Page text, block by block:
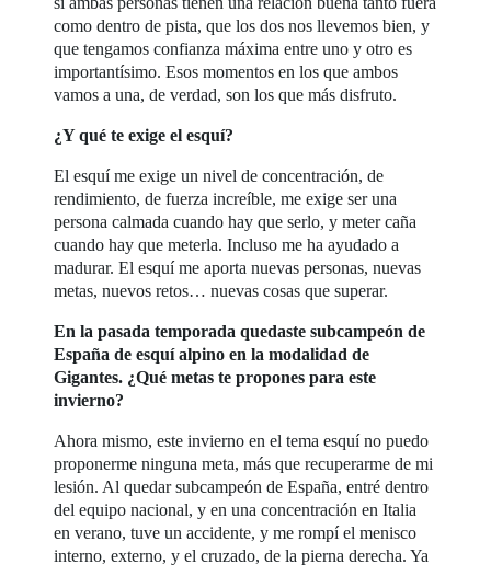
como dentro de pista, que los dos nos llevemos bien, y
que tengamos confianza máxima entre uno y otro es
importantísimo. Esos momentos en los que ambos
vamos a una, de verdad, son los que más disfruto.
¿Y qué te exige el esquí?
El esquí me exige un nivel de concentración, de
rendimiento, de fuerza increíble, me exige ser una
persona calmada cuando hay que serlo, y meter caña
cuando hay que meterla. Incluso me ha ayudado a
madurar. El esquí me aporta nuevas personas, nuevas
metas, nuevos retos… nuevas cosas que superar.
En la pasada temporada quedaste subcampeón de
España de esquí alpino en la modalidad de
Gigantes. ¿Qué metas te propones para este
invierno?
Ahora mismo, este invierno en el tema esquí no puedo
proponerme ninguna meta, más que recuperarme de mi
lesión. Al quedar subcampeón de España, entré dentro
del equipo nacional, y en una concentración en Italia
en verano, tuve un accidente, y me rompí el menisco
interno, externo, y el cruzado, de la pierna derecha. Ya